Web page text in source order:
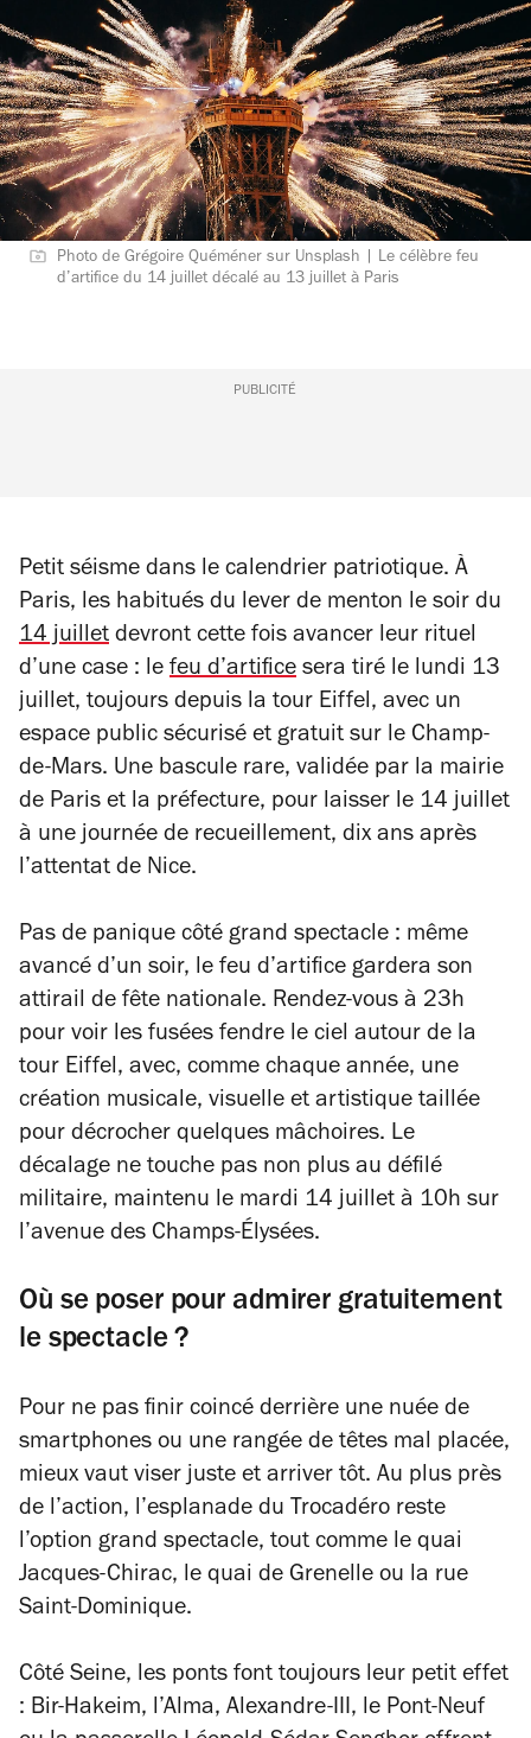
Photo de Grégoire Quéméner sur Unsplash | Le célèbre feu
d’artifice du 14 juillet décalé au 13 juillet à Paris
PUBLICITÉ
Petit séisme dans le calendrier patriotique. À
Paris, les habitués du lever de menton le soir du
14 juillet devront cette fois avancer leur rituel
d’une case : le feu d’artifice sera tiré le lundi 13
juillet, toujours depuis la tour Eiffel, avec un
espace public sécurisé et gratuit sur le Champ-
de-Mars. Une bascule rare, validée par la mairie
de Paris et la préfecture, pour laisser le 14 juillet
à une journée de recueillement, dix ans après
l’attentat de Nice.
Pas de panique côté grand spectacle : même
avancé d’un soir, le feu d’artifice gardera son
attirail de fête nationale. Rendez-vous à 23h
pour voir les fusées fendre le ciel autour de la
tour Eiffel, avec, comme chaque année, une
création musicale, visuelle et artistique taillée
pour décrocher quelques mâchoires. Le
décalage ne touche pas non plus au défilé
militaire, maintenu le mardi 14 juillet à 10h sur
l’avenue des Champs-Élysées.
Où se poser pour admirer gratuitement
le spectacle ?
Pour ne pas finir coincé derrière une nuée de
smartphones ou une rangée de têtes mal placée,
mieux vaut viser juste et arriver tôt. Au plus près
de l’action, l’esplanade du Trocadéro reste
l’option grand spectacle, tout comme le quai
Jacques-Chirac, le quai de Grenelle ou la rue
Saint-Dominique.
Côté Seine, les ponts font toujours leur petit effet
: Bir-Hakeim, l’Alma, Alexandre-III, le Pont-Neuf